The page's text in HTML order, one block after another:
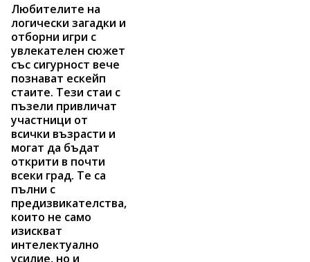
Любителите на
логически загадки и
отборни игри с
увлекателен сюжет
със сигурност вече
познават ескейп
стаите. Тези стаи с
пъзели привличат
участници от
всички възрасти и
могат да бъдат
открити в почти
всеки град. Те са
пълни с
предизвикателства,
които не само
изискват
интелектуално
усилие, но и